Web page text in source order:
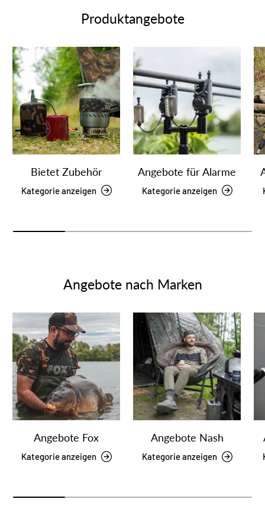
Produktangebote
Bietet Zubehör
Kategorie anzeigen
Angebote für Alarme
Kategorie anzeigen
Angebote nach Marken
Angebote Fox
Kategorie anzeigen
Angebote Nash
Kategorie anzeigen